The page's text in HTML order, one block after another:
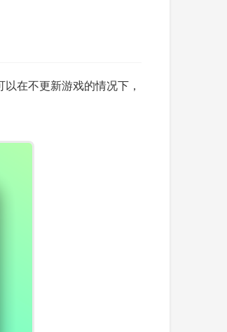
在不更新游戏的情况下，